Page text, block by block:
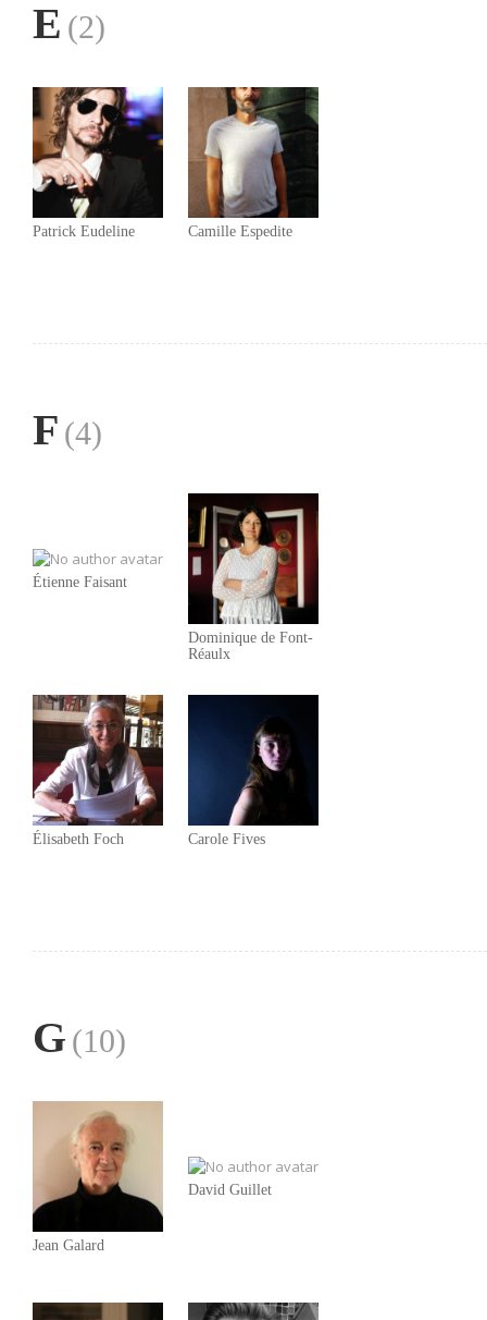
E (2)
Patrick Eudeline Camille Espedite
F (4)
Étienne Faisant
Dominique de Font-
Réaulx
Élisabeth Foch Carole Fives
G (10)
Jean Galard
David Guillet